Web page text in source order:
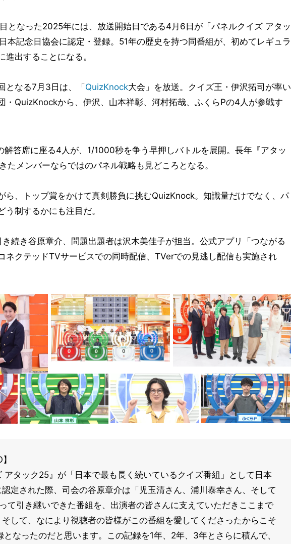
となった2025年には、放送開始日である4月6日が「パネルクイズ アタッ
本記念日協会に認定・登録。51年の歴史を持つ同番組が、初めてレギュラ
進出することになる。
となる7月3日は、「 QuizKnock大会」を放送。クイズ王・伊沢拓司が率い
・QuizKnockから、伊沢、山本祥彰、河村拓哉、ふくらPの4人が参戦す
解答席に座る4人が、1/1000秒を争う早押しバトルを展開。長年『アタッ
たメンバーならではのパネル戦略も見どころとなる。
ら、トップ賞をかけて真剣勝負に挑むQuizKnock。知識量だけでなく、パ
う制するかにも注目だ。
続き谷原章介、問題出題者は沢木美佳子が担当。公式アプリ「つながる
ネクテッドTVサービスでの同時配信、TVerでの見逃し配信も実施され
アタック25』が「日本で最も長く続いているクイズ番組」として日本
定された際、司会の谷原章介は「児玉清さん、浦川泰幸さん、そして
て引き継いできた番組を、出演者の皆さんに支えていただきここまで
して、なにより視聴者の皆様がこの番組を愛してくださったからこそ
なったのだと思います。この記録を1年、2年、3年とさらに積んで、